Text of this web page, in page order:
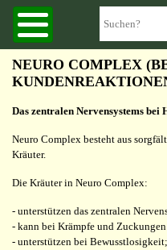
NEURO COMPLEX
Das zentralen Nervensystems bei
Neuro Complex besteht aus
Kräuter.
Die Kräuter in Neuro Complex:
- unterstützen das zentralen
- kann bei Krämpfe und
- unterstützen bei Bewusstlosigkeit;